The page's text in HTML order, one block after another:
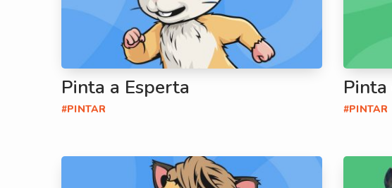
Pinta a Esperta
#PINTAR #PINTAR